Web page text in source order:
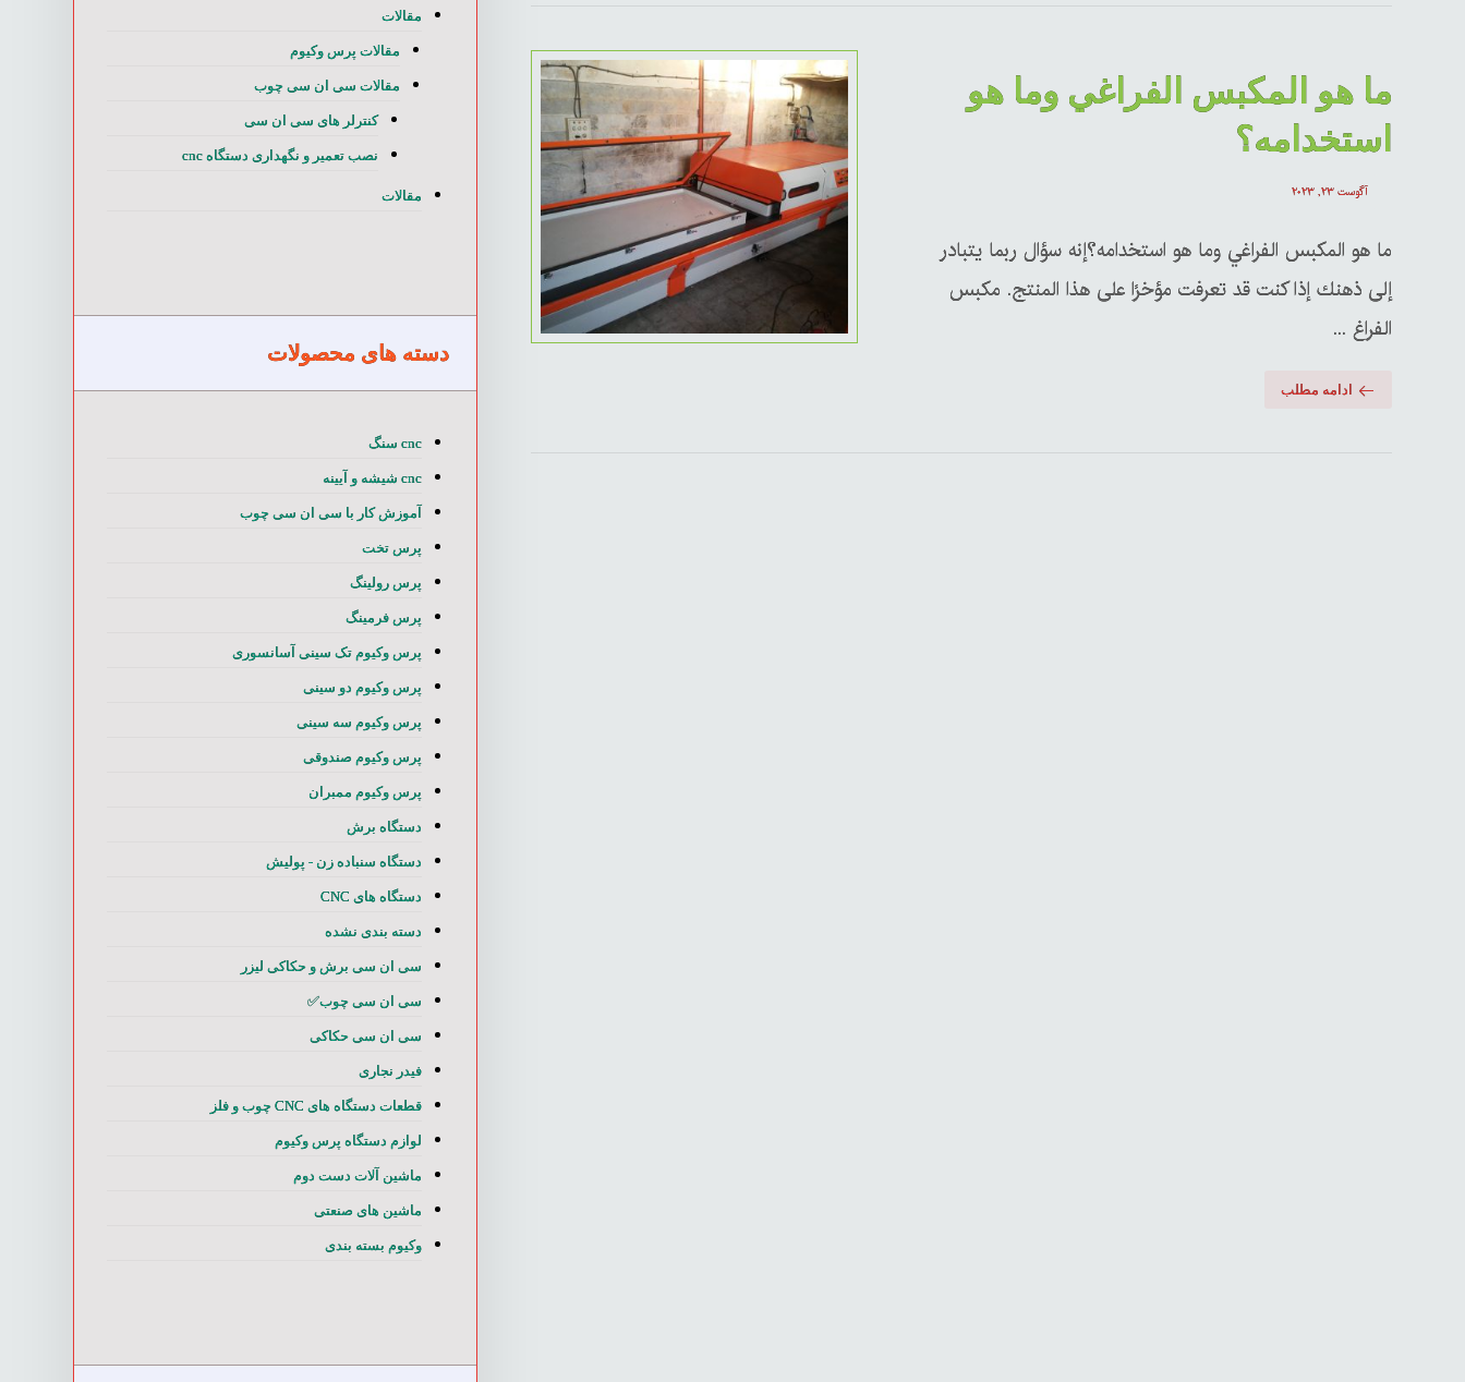
ما هو المكبس الفراغي وما هو
استخدامه؟
آگوست ۲۳, ۲۰۲۳
ما هو المكبس الفراغي وما هو استخدامه؟إنه سؤال ربما يتبادر
إلى ذهنك إذا كنت قد تعرفت مؤخرًا على هذا المنتج. مكبس
الفراغ ...
ادامه مطلب
مقالات
مقالات پرس وکیوم
مقالات سی ان سی چوب
کنترلر های سی ان سی
نصب تعمیر و نگهداری دستگاه cnc
مقالات
دسته های محصولات
cnc سنگ
cnc شیشه و آیینه
آموزش کار با سی ان سی چوب
پرس تخت
پرس رولینگ
پرس فرمینگ
پرس وکیوم تک سینی آسانسوری
پرس وکیوم دو سینی
پرس وکیوم سه سینی
پرس وکیوم صندوقی
پرس وکیوم ممبران
دستگاه برش
دستگاه سنباده زن - پولیش
دستگاه های CNC
دسته بندی نشده
سی ان سی برش و حکاکی لیزر
سی ان سی چوب✅
سی ان سی حکاکی
فیدر نجاری
قطعات دستگاه های CNC چوب و فلز
لوازم دستگاه پرس وکیوم
ماشین آلات دست دوم
ماشین های صنعتی
وکیوم بسته بندی